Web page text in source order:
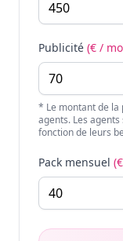
Publicité (€ /
* Le montant de la
agents. Les
fonction de leurs
Pack mensuel